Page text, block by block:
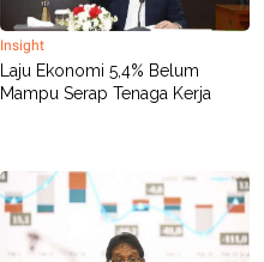
Insight
Laju Ekonomi 5,4% Belum
Mampu Serap Tenaga Kerja